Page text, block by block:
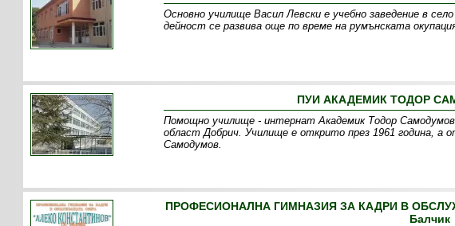
Основно училище Васил Левски е учебно заведение в
дейност се развива още по време на румънската
ПУИ АКАДЕМИК ТОДОР
Помощно училище - интернат Академик Тодор
област Добрич. Училище е открито през 1961 година, а
Самодумов.
ПРОФЕСИОНАЛНА ГИМНАЗИЯ ЗА КАДРИ В
Балчик